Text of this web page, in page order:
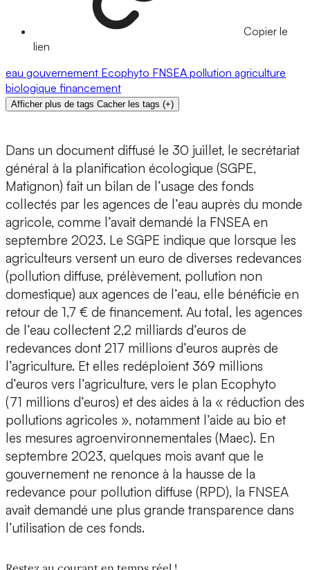
Copier le
lien
eau gouvernement Ecophyto FNSEA pollution agriculture
biologique financement
Afficher plus de tags Cacher les tags (+)
Dans un document diffusé le 30 juillet, le secrétariat
général à la planification écologique (SGPE,
Matignon) fait un bilan de l’usage des fonds
collectés par les agences de l’eau auprès du monde
agricole, comme l’avait demandé la FNSEA en
septembre 2023. Le SGPE indique que lorsque les
agriculteurs versent un euro de diverses redevances
(pollution diffuse, prélèvement, pollution non
domestique) aux agences de l’eau, elle bénéficie en
retour de 1,7 € de financement. Au total, les agences
de l’eau collectent 2,2 milliards d’euros de
redevances dont 217 millions d’euros auprès de
l’agriculture. Et elles redéploient 369 millions
d’euros vers l’agriculture, vers le plan Ecophyto
(71 millions d’euros) et des aides à la « réduction des
pollutions agricoles », notamment l’aide au bio et
les mesures agroenvironnementales (Maec). En
septembre 2023, quelques mois avant que le
gouvernement ne renonce à la hausse de la
redevance pour pollution diffuse (RPD), la FNSEA
avait demandé une plus grande transparence dans
l’utilisation de ces fonds.